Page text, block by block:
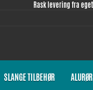
Rask levering fra
SLANGE TILBEHØR ALURØR